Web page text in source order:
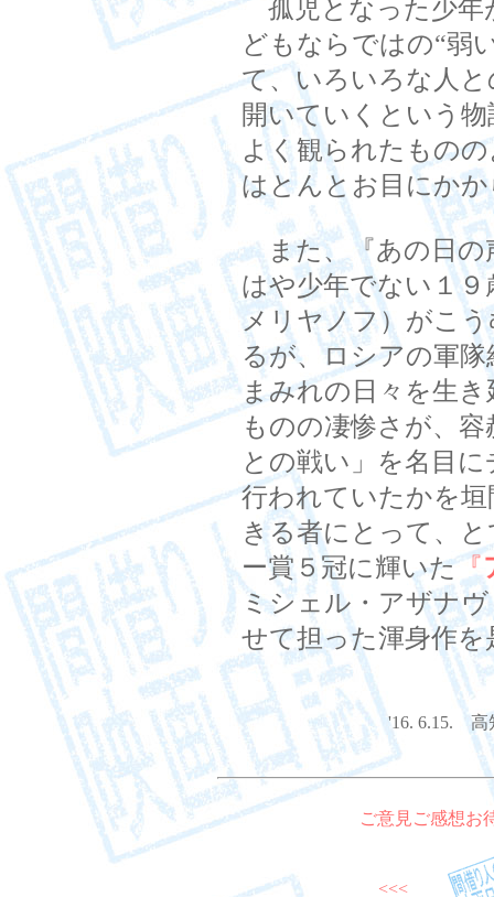
孤児となった少年
どもならではの“弱
て、いろいろな人
開いていくという
よく観られたもの
はとんとお目にか
また、『あの日の
はや少年でない１
メリヤノフ）がこ
るが、ロシアの軍
まみれの日々を生
ものの凄惨さが、
との戦い」を名目
行われていたかを
きる者にとって、
ー賞５冠に輝いた『
ミシェル・アザナ
せて担った渾身作
'16. 6.15. 高
ご意見ご感想お
<<<